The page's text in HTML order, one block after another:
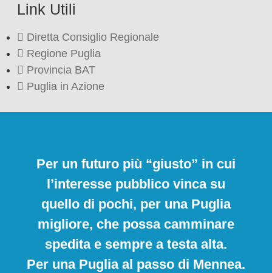
Link Utili
Diretta Consiglio Regionale
Regione Puglia
Provincia BAT
Puglia in Azione
Per un futuro più “giusto” in cui
l’interesse pubblico vinca su
quello di pochi, per una Puglia
migliore, che possa camminare
spedita e sempre a testa alta.
Per una Puglia al passo di Mennea.